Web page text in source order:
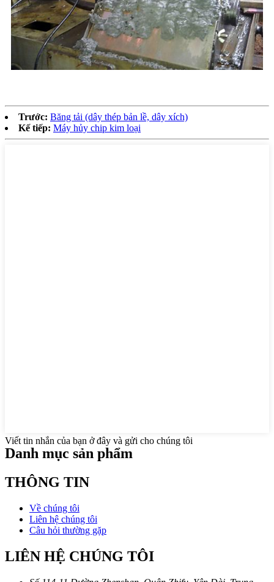
Trước: Băng tải (dây thép bản lề, dây xích)
Kế tiếp: Máy hủy chip kim loại
Viết tin nhắn của bạn ở đây và gửi cho chúng tôi
Danh mục sản phẩm
THÔNG TIN
Về chúng tôi
Liên hệ chúng tôi
Câu hỏi thường gặp
LIÊN HỆ CHÚNG TÔI